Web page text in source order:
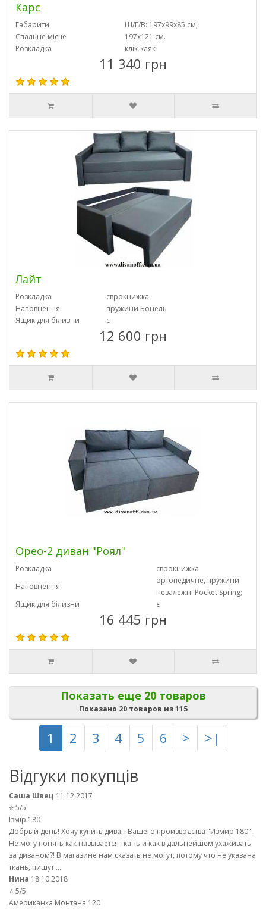
Карс
Габарити
Ш/Г/В: 197х99х85 см;
Спальне місце
197х121 см.
Розкладка
клік-кляк
11 340 грн
Лайт
Розкладка
єврокнижка
Наповнення
пружини Бонель
Ящик для білизни
є
12 600 грн
Орео-2 диван "Роял"
Розкладка
єврокнижка
Наповнення
ортопедичне, пружини
незалежні Pocket Spring;
Ящик для білизни
є
16 445 грн
Показать еще 20 товаров
Показано 20 товаров из 115
1 2 3 4 5 6 > >|
Відгуки покупців
Саша Швец 11.12.2017
⭐ 5/5
Ізмір 180
Добрый день! Хочу купить диван Вашего производства "Измир 180".
Не могу понять как называется ткань и как в дальнейшем ухаживать
за диваном?! В магазине нам сказать не могут, потому что не указана
ткань, пишут ...
Нина 18.10.2018
⭐ 5/5
Американка Монтана 120